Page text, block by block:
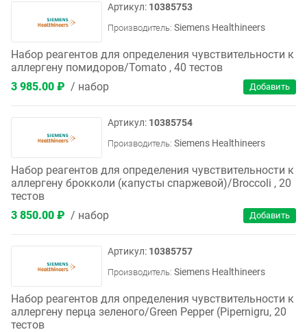
10385753
Производитель:Siemens Healthineers
Набор реагентов для определения чувствительности к
аллергену помидоров/Tomato , 40 тестов
3 985.00 ₽
набор
10385754
Производитель:Siemens Healthineers
Набор реагентов для определения чувствительности к
аллергену брокколи (капусты спаржевой)/Broccoli , 20
тестов
3 850.00 ₽
набор
10385757
Производитель:Siemens Healthineers
Набор реагентов для определения чувствительности к
аллергену перца зеленого/Green Pepper (Pipernigru, 20
тестов